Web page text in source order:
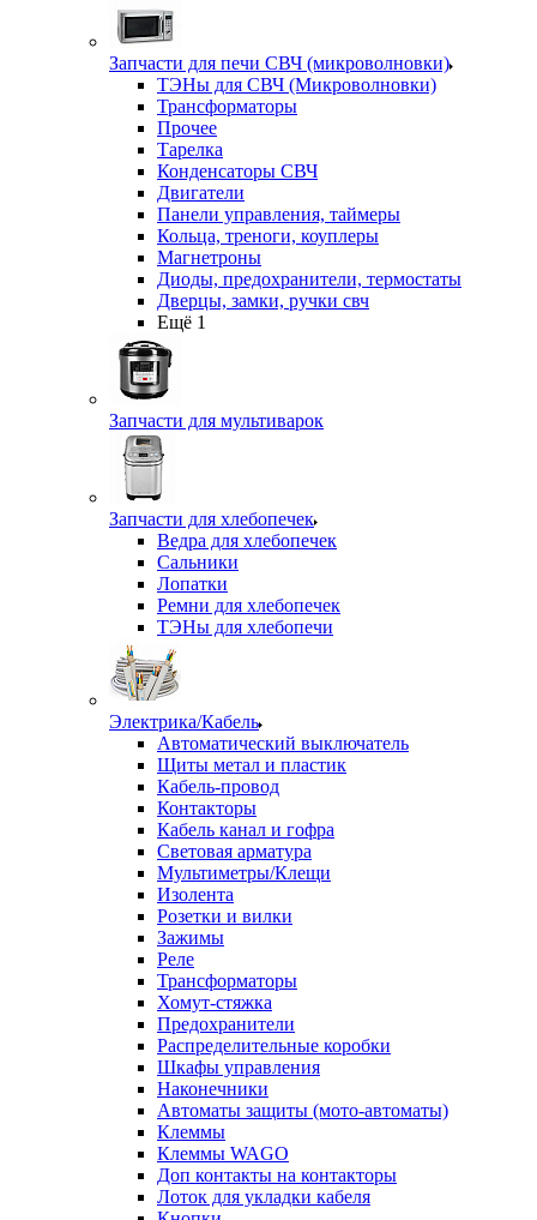
Запчасти для печи СВЧ (микроволновки)
ТЭНы для СВЧ (Микроволновки)
Трансформаторы
Прочее
Тарелка
Конденсаторы СВЧ
Двигатели
Панели управления, таймеры
Кольца, треноги, коуплеры
Магнетроны
Диоды, предохранители, термостаты
Дверцы, замки, ручки свч
Ещё 1
Запчасти для мультиварок
Запчасти для хлебопечек
Ведра для хлебопечек
Сальники
Лопатки
Ремни для хлебопечек
ТЭНы для хлебопечи
Электрика/Кабель
Автоматический выключатель
Щиты метал и пластик
Кабель-провод
Контакторы
Кабель канал и гофра
Световая арматура
Мультиметры/Клещи
Изолента
Розетки и вилки
Зажимы
Реле
Трансформаторы
Хомут-стяжка
Предохранители
Распределительные коробки
Шкафы управления
Наконечники
Автоматы защиты (мото-автоматы)
Клеммы
Клеммы WAGO
Доп контакты на контакторы
Лоток для укладки кабеля